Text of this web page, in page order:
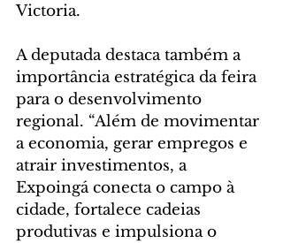
Victoria.
A deputada destaca também a
importância estratégica da feira
para o desenvolvimento
regional. “Além de movimentar
a economia, gerar empregos e
atrair investimentos, a
Expoingá conecta o campo à
cidade, fortalece cadeias
produtivas e impulsiona o